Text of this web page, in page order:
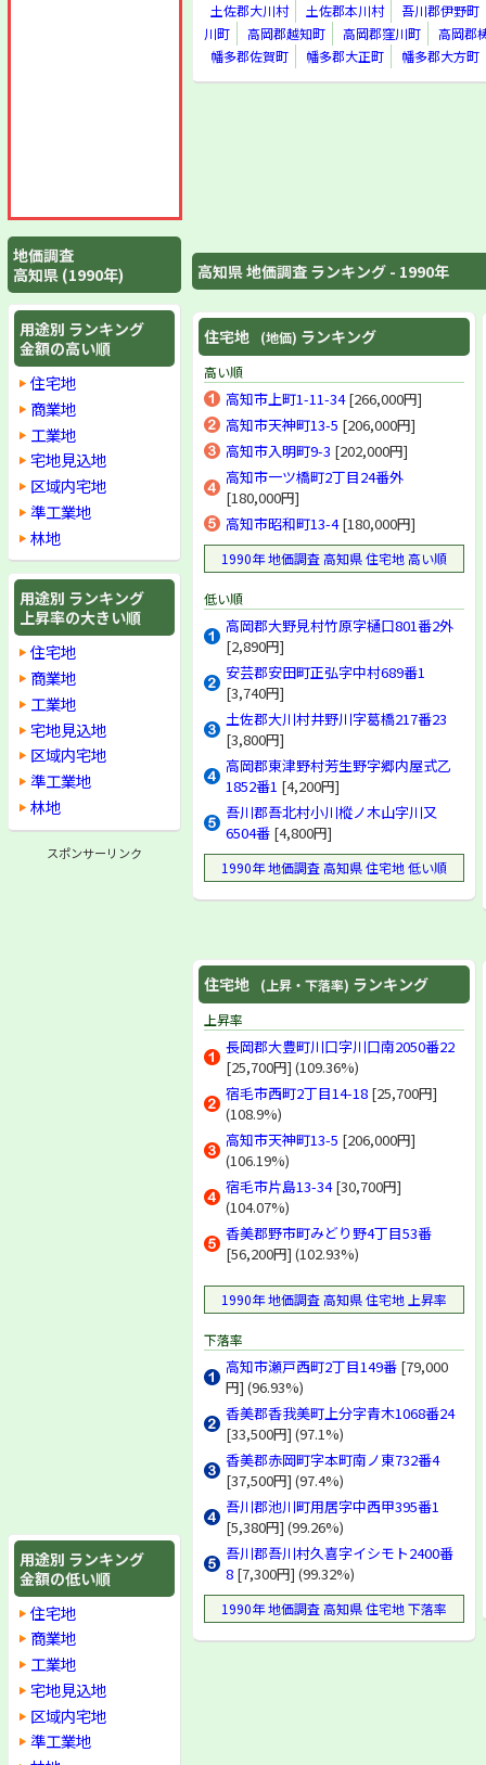
土佐郡大川村
土佐郡本川村
吾川郡伊野町
川町
高岡郡越知町 高岡郡窪川町
高岡郡
幡多郡佐賀町
幡多郡大正町 幡多郡大方町
高知県 地価調査 ランキング - 1990年
住宅地 (地価) ランキング
高い順
高知市上町1-11-34[266,000円]
高知市天神町13-5 [206,000円]
高知市入明町9-3 [202,000円]
高知市一ツ橋町2丁目24番外
[180,000円]
高知市昭和町13-4[180,000円]
1990年 地価調査 高知県 住宅地 高い順
低い順
高岡郡大野見村竹原字樋口801番2外
[2,890円]
安芸郡安田町正弘字中村689番1
[3,740円]
土佐郡大川村井野川字葛橋217番23
[3,800円]
高岡郡東津野村芳生野字郷内屋式乙
1852番1 [4,200円]
吾川郡吾北村小川樅ノ木山字川又
6504番 [4,800円]
1990年 地価調査 高知県 住宅地 低い順
住宅地 (上昇・下落率) ランキング
上昇率
長岡郡大豊町川口字川口南2050番22
[25,700円] (109.36%)
宿毛市西町2丁目14-18 [25,700円]
(108.9%)
高知市天神町13-5 [206,000円]
(106.19%)
宿毛市片島13-34[30,700円]
(104.07%)
香美郡野市町みどり野4丁目53番
[56,200円] (102.93%)
1990年 地価調査 高知県 住宅地 上昇率
下落率
高知市瀬戸西町2丁目149番 [79,000
円] (96.93%)
香美郡香我美町上分字青木1068番24
[33,500円] (97.1%)
香美郡赤岡町字本町南ノ東732番4
[37,500円] (97.4%)
吾川郡池川町用居字中西甲395番1
[5,380円] (99.26%)
吾川郡吾川村久喜字イシモト2400番
8 [7,300円] (99.32%)
1990年 地価調査 高知県 住宅地 下落率
地価調査
高知県 (1990年)
用途別 ランキング
金額の高い順
住宅地
商業地
工業地
宅地見込地
区域内宅地
準工業地
林地
用途別 ランキング
上昇率の大きい順
住宅地
商業地
工業地
宅地見込地
区域内宅地
準工業地
林地
スポンサーリンク
用途別 ランキング
金額の低い順
住宅地
商業地
工業地
宅地見込地
区域内宅地
準工業地